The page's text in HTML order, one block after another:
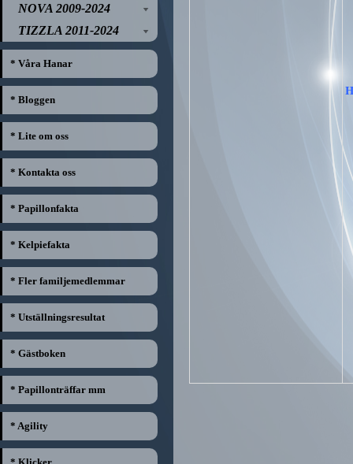
NOVA 2009-2024
TIZZLA 2011-2024
* Våra Hanar
* Bloggen
* Lite om oss
* Kontakta oss
* Papillonfakta
* Kelpiefakta
* Fler familjemedlemmar
* Utställningsresultat
* Gästboken
* Papillonträffar mm
* Agility